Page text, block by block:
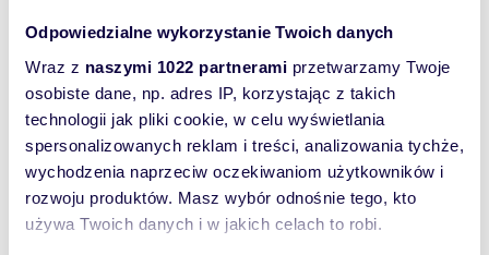
Odpowiedzialne wykorzystanie Twoich danych
Wraz z naszymi 1022 partnerami przetwarzamy Twoje
osobiste dane, np. adres IP, korzystając z takich
technologii jak pliki cookie, w celu wyświetlania
spersonalizowanych reklam i treści, analizowania tychże,
wychodzenia naprzeciw oczekiwaniom użytkowników i
rozwoju produktów. Masz wybór odnośnie tego, kto
używa Twoich danych i w jakich celach to robi.
Rozwiń opis
Dom: na sprzedaż
Powierzchni
a całkowita:
967 m2
Lokalizacja: województwo:warmińsko-
mazurskiepowiat:elbląski
miejscowość: Pasłęk